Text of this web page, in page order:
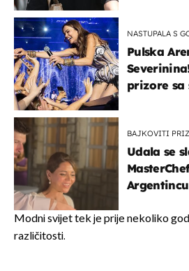
NASTUPALA S
Pulska
prizore
BAJKOVITI
Udala se
Modni svijet tek je prije nekoliko
različitosti.